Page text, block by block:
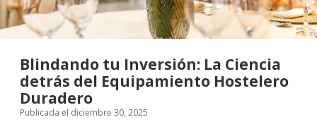
Blindando tu Inversión: La Ciencia
detrás del Equipamiento Hostelero
Duradero
Publicada el diciembre 30, 2025